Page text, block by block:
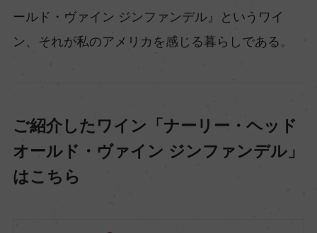
ールド・ヴァイン ジンファンデル』というワイ
ン、それが私のアメリカを感じる暮らしである。
ご紹介したワイン「ナーリー・ヘッド
オールド・ヴァイン ジンファンデル」
はこちら